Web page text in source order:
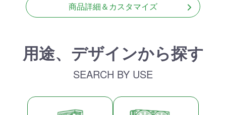
商品詳細＆カスタマイズ
用途、デザインから探す
SEARCH BY USE